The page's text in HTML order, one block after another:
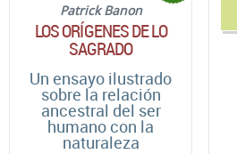
Patrick Banon
LOS ORÍGENES DE LO
SAGRADO
Un ensayo ilustrado
sobre la relación
ancestral del ser
humano con la
naturaleza